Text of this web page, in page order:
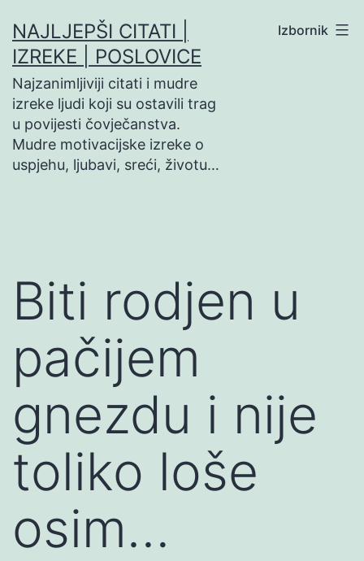
na
sadržaj
NAJLJEPŠI CITATI |
IZREKE | POSLOVICE
Najzanimljiviji citati i mudre
izreke ljudi koji su ostavili trag
u povijesti čovječanstva.
Mudre motivacijske izreke o
uspjehu, ljubavi, sreći, životu…
Izbornik
Biti rodjen u
pačijem
gnezdu i nije
toliko loše
osim…